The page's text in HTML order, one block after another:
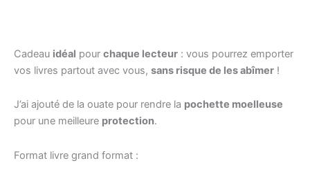
Cadeau idéal pour chaque lecteur : vous pourrez emporter
vos livres partout avec vous, sans risque de les abîmer !
J’ai ajouté de la ouate pour rendre la pochette moelleuse
pour une meilleure protection.
Format livre grand format :